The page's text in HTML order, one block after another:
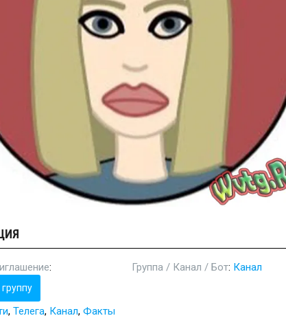
: Группа / Канал / Бот: Канал
, Телега, Канал, Факты